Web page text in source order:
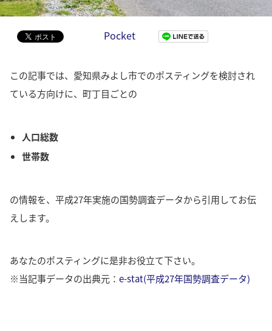
Pocket
この記事では、愛知県みよし市でのポスティングを検討され
ている方向けに、町丁目ごとの
人口総数
世帯数
の情報を、平成27年実施の国勢調査データから引用してお伝
えします。
あなたのポスティングに是非お役立て下さい。
※当記事データの出典元： e-stat(平成27年国勢調査データ)